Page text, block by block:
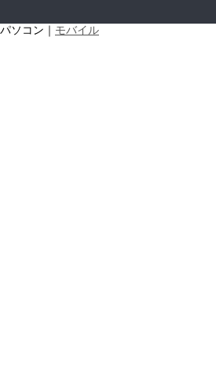
パソコン｜ モバイル